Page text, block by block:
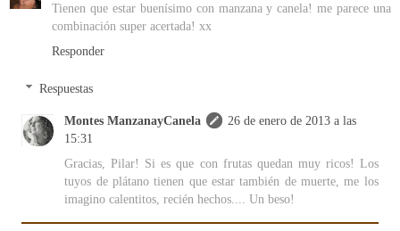
Tienen que estar buenísimo con manzana y canela! me parece una
combinación super acertada! xx
Responder
Respuestas
Montes ManzanayCanela
26 de enero de 2013 a las
15:31
Gracias, Pilar! Si es que con frutas quedan muy ricos! Los
tuyos de plátano tienen que estar también de muerte, me los
imagino calentitos, recién hechos.... Un beso!